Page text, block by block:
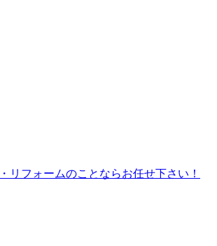
リフォームのことならお任せ下さい！